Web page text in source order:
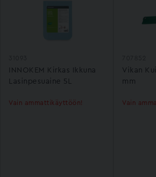
INNOKEM Kirkas Ikkuna
Lasinpesuaine 5L
Vain ammattikäyttöön!
Vikan
mm
Vain